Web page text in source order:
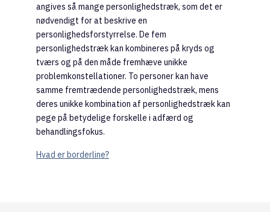
angives så mange personlighedstræk, som det er
nødvendigt for at beskrive en
personlighedsforstyrrelse. De fem
personlighedstræk kan kombineres på kryds og
tværs og på den måde fremhæve unikke
problemkonstellationer. To personer kan have
samme fremtrædende personlighedstræk, mens
deres unikke kombination af personlighedstræk kan
pege på betydelige forskelle i adfærd og
behandlingsfokus.
Hvad er borderline?